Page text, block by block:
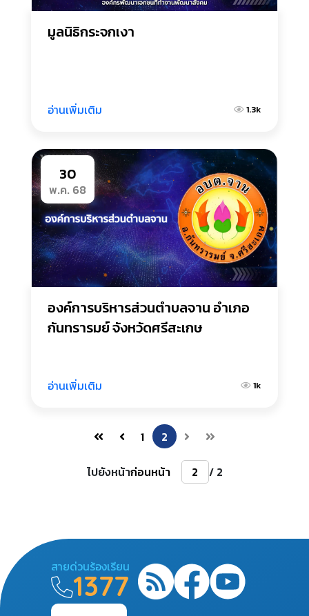
มูลนิธิกระจกเงา
อ่านเพิ่มเติม 1.3k
30
พ.ค. 68
องค์การบริหารส่วนตำบลจาน อำเภอ
กันทรารมย์ จังหวัดศรีสะเกษ
อ่านเพิ่มเติม 1k
1 2
ไปยังหน้าก่อนหน้า / 2
สายด่วนร้องเรียน
1377